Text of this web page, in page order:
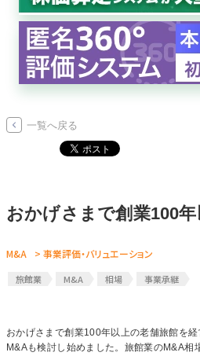
無料で株価を算定
資本政策を無料でお
無料でアンケート
ログイン
一覧へ戻る
M&A > 事業評価・バリュエーション
旅館業 M&A 相場 事業承継
おかげさまで創業100年以上の老舗旅館を経
M&Aも検討し始めました。旅館業のM&A相